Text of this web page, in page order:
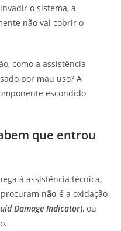
o sistema, a
não vai cobrir o
como a assistência
por mau uso? A
escondido
que entrou
à assistência técnica,
não é a oxidação
Damage Indicator), ou